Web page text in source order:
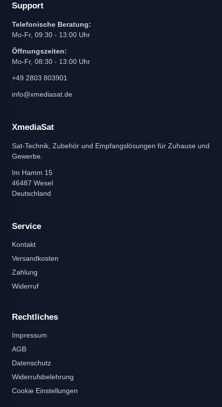
Support
Telefonische Beratung:
Mo-Fr, 09:30 - 13:00 Uhr
Öffnungszeiten:
Mo-Fr, 08:30 - 13:00 Uhr
+49 2803 803901
info@xmediasat.de
XmediaSat
Sat-Technik, Zubehör und Empfangslösungen für Zuhause und
Gewerbe.
Im Hamm 15
46487 Wesel
Deutschland
Service
Kontakt
Versandkosten
Zahlung
Widerruf
Rechtliches
Impressum
AGB
Datenschutz
Widerrufsbelehrung
Cookie Einstellungen